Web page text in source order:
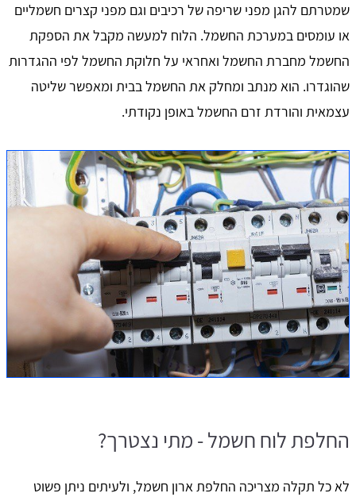
שמטרתם להגן מפני שריפה של רכיבים וגם מפני קצרים חשמליים
או עומסים במערכת החשמל. הלוח למעשה מקבל את הספקת
החשמל מחברת החשמל ואחראי על חלוקת החשמל לפי ההגדרות
שהוגדרו. הוא מנתב ומחלק את החשמל בבית ומאפשר שליטה
עצמאית והורדת זרם החשמל באופן נקודתי.
החלפת לוח חשמל - מתי נצטרך?
לא כל תקלה מצריכה החלפת ארון חשמל, ולעיתים ניתן פשוט